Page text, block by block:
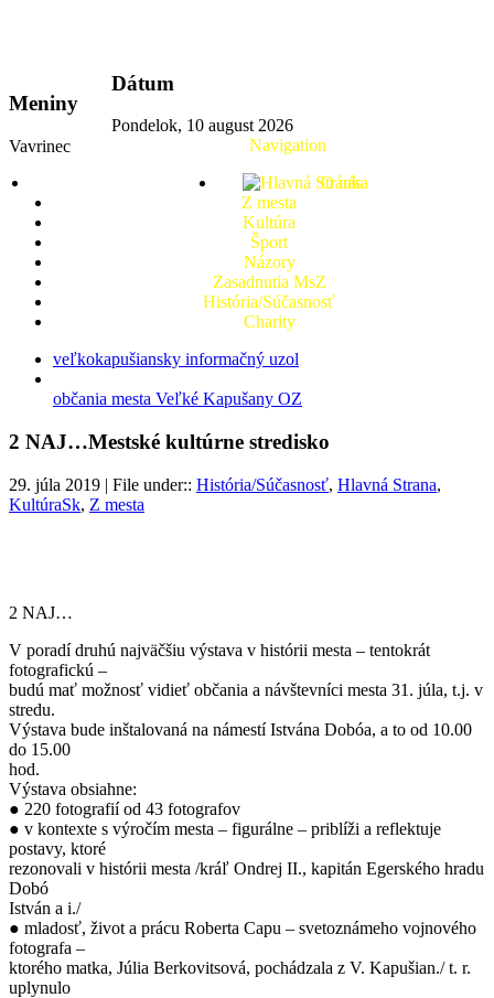
Meniny
Vavrinec
Dátum
Pondelok, 10 august 2026
Navigation
O nás
Z mesta
Kultúra
Šport
Názory
Zasadnutia MsZ
História/Súčasnosť
Charity
veľkokapušiansky informačný uzol
občania mesta Veľké Kapušany OZ
2 NAJ…Mestské kultúrne stredisko
29. júla 2019 | File under:: História/Súčasnosť, Hlavná Strana,
KultúraSk, Z mesta
2 NAJ…
V poradí druhú najväčšiu výstava v histórii mesta – tentokrát
fotografickú –
budú mať možnosť vidieť občania a návštevníci mesta 31. júla, t.j. v
stredu.
Výstava bude inštalovaná na námestí Istvána Dobóa, a to od 10.00
do 15.00
hod.
Výstava obsiahne:
● 220 fotografií od 43 fotografov
● v kontexte s výročím mesta – figurálne – priblíži a reflektuje
postavy, ktoré
rezonovali v histórii mesta /kráľ Ondrej II., kapitán Egerského hradu
Dobó
István a i./
● mladosť, život a prácu Roberta Capu – svetoznámeho vojnového
fotografa –
ktorého matka, Júlia Berkovitsová, pochádzala z V. Kapušian./ t. r.
uplynulo